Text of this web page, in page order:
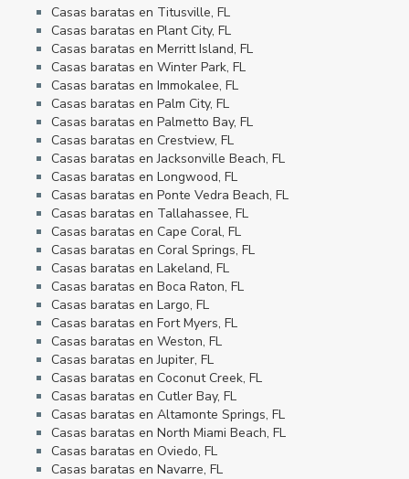
Casas baratas en Titusville, FL
Casas baratas en Plant City, FL
Casas baratas en Merritt Island, FL
Casas baratas en Winter Park, FL
Casas baratas en Immokalee, FL
Casas baratas en Palm City, FL
Casas baratas en Palmetto Bay, FL
Casas baratas en Crestview, FL
Casas baratas en Jacksonville Beach, FL
Casas baratas en Longwood, FL
Casas baratas en Ponte Vedra Beach, FL
Casas baratas en Tallahassee, FL
Casas baratas en Cape Coral, FL
Casas baratas en Coral Springs, FL
Casas baratas en Lakeland, FL
Casas baratas en Boca Raton, FL
Casas baratas en Largo, FL
Casas baratas en Fort Myers, FL
Casas baratas en Weston, FL
Casas baratas en Jupiter, FL
Casas baratas en Coconut Creek, FL
Casas baratas en Cutler Bay, FL
Casas baratas en Altamonte Springs, FL
Casas baratas en North Miami Beach, FL
Casas baratas en Oviedo, FL
Casas baratas en Navarre, FL